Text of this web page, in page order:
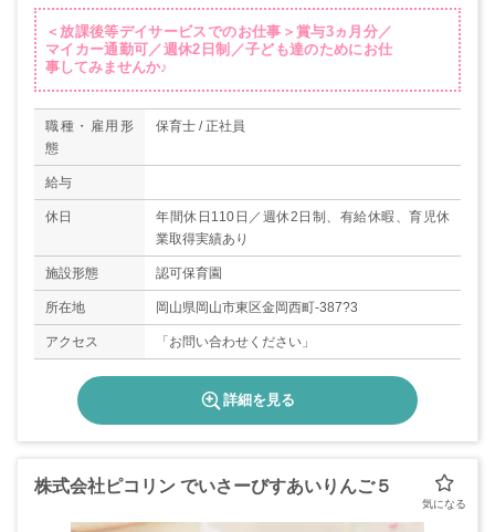
＜放課後等デイサービスでのお仕事＞賞与3ヵ月分／
マイカー通勤可／週休2日制／子ども達のためにお仕
事してみませんか♪
職種・雇用形
態
保育士 / 正社員
給与
休日
年間休日110日／週休2日制、有給休暇、育児休
業取得実績あり
施設形態 認可保育園
所在地 岡山県岡山市東区金岡西町-387?3
アクセス 「お問い合わせください」
詳細を見る
株式会社ピコリン でいさーびすあいりんご５